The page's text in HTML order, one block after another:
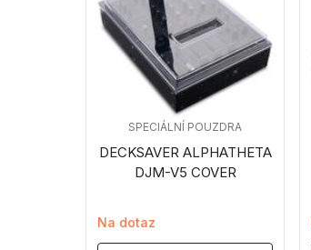
DECKSAVER ALPHATHETA
DJM-V5 COVER
SPECIÁLNÍ POUZDRA
Na dotaz